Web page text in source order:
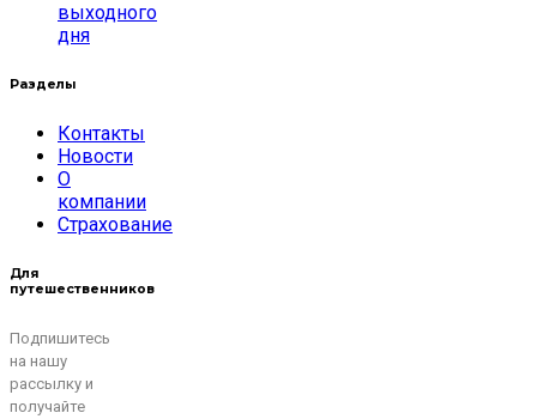
выходного
дня
Разделы
Контакты
Новости
О
компании
Страхование
Для
путешественников
Подпишитесь
на нашу
рассылку и
получайте